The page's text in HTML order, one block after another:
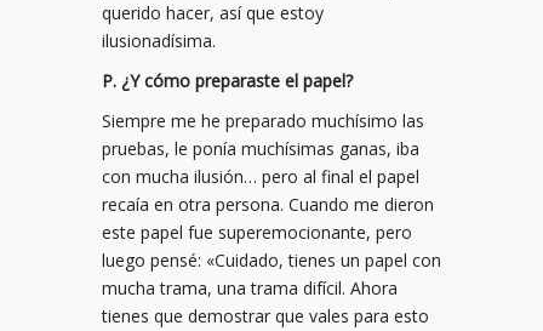
querido hacer, así que estoy
ilusionadísima.
P. ¿Y cómo preparaste el papel?
Siempre me he preparado muchísimo las
pruebas, le ponía muchísimas ganas, iba
con mucha ilusión… pero al final el papel
recaía en otra persona. Cuando me dieron
este papel fue superemocionante, pero
luego pensé: «Cuidado, tienes un papel con
mucha trama, una trama difícil. Ahora
tienes que demostrar que vales para esto